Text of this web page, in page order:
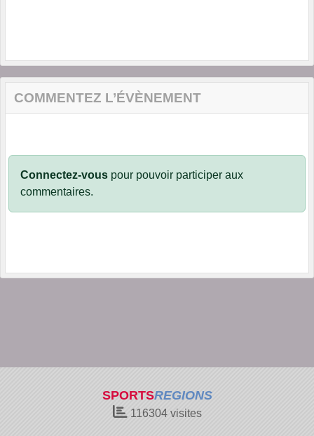
COMMENTEZ L’ÉVÈNEMENT
Connectez-vous pour pouvoir participer aux
commentaires.
SPORTSREGIONS
116304visites